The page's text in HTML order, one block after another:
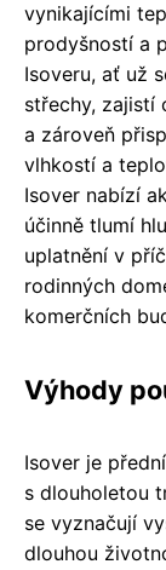
vynikajícími
prodyšností a
Isoveru, ať už
střechy, zajistí
a zároveň
vlhkostí a
Isover nabízí
účinně tlumí
uplatnění v
rodinných
komerčních
Výhody
Isover je
s dlouholetou
se vyznačují
dlouhou